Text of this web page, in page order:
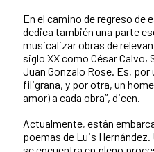
En el camino de regreso de
dedica también una parte
musicalizar obras de
siglo XX como César Calvo,
Juan Gonzalo Rose. Es, por
filigrana, y por otra, un
amor) a cada obra”, dicen.
Actualmente, están
poemas de Luis
se encuentra en pleno